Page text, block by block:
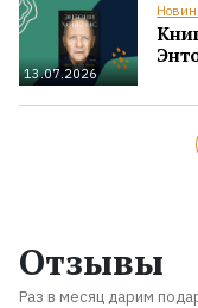
13.07.2026
Отзывы
Раз в месяц дарим